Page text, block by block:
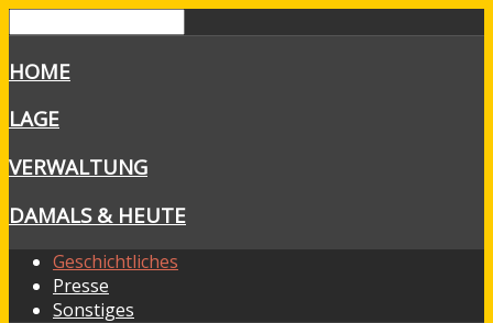
HOME
LAGE
VERWALTUNG
DAMALS & HEUTE
Geschichtliches
Presse
Sonstiges